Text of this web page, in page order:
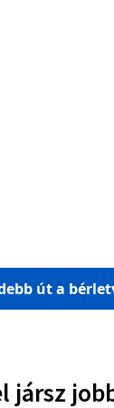
út a
jársz